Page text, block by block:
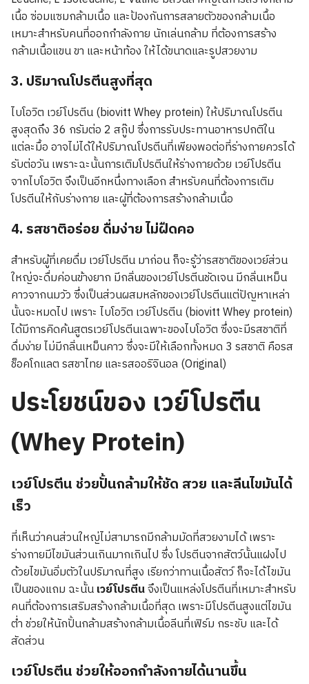
เนื้อ ซ่อมแซมกล้ามเนื้อ และป้องกันการสลายตัวของกล้ามเนื้อ
เหมาะสำหรับคนที่ออกกำลังกาย นักเล่นกล้าม ที่ต้องการสร้าง
กล้ามเนื้อแขน ขา และหน้าท้อง ให้ได้ขนาดและรูปสวยงาม
3. ปริมาณโปรตีนสูงที่สุด
ไบโอวิต เวย์โปรตีน (biovitt Whey protein) ให้ปริมาณโปรตีน
สูงสุดถึง 36 กรัมต่อ 2 สกู๊ป ซึ่งการรับประทานอาหารปกติใน
แต่ละมื้อ อาจไม่ได้ให้ปริมาณโปรตีนที่เพียงพอต่อที่ร่างกายควรได้
รับต่อวัน เพราะฉะนั้นการเติมโปรตีนให้ร่างกายด้วย เวย์โปรตีน
จากไบโอวิต จึงเป็นอีกหนึ่งทางเลือก สำหรับคนที่ต้องการเติม
โปรตีนให้กับร่างกาย และผู้ที่ต้องการสร้างกล้ามเนื้อ
4. รสชาติอร่อย ดื่มง่าย ไม่ฝืดคอ
สำหรับผู้ที่เคยดื่ม เวย์โปรตีน มาก่อน ก็จะรู้ว่ารสชาติของเวย์ส่วน
ใหญ่จะดื่มค่อนข้างยาก มีกลิ่นของเวย์โปรตีนชัดเจน มีกลิ่นเหม็น
คาวจากนมวัว ซึ่งเป็นส่วนผสมหลักของเวย์โปรตีนแต่ปัญหาเหล่า
นั้นจะหมดไป เพราะ ไบโอวิต เวย์โปรตีน (biovitt Whey protein)
ได้มีการคิดค้นสูตรเวย์โปรตีนเฉพาะของไบโอวิต ซึ่งจะมีรสชาติที่
ดื่มง่าย ไม่มีกลิ่นเหม็นคาว ซึ่งจะมีให้เลือกทั้งหมด 3 รสชาติ คือรส
ช็อคโกแลต รสชาไทย และรสออริจินอล (Original)
ประโยชน์ของ เวย์โปรตีน
(Whey Protein)
เวย์โปรตีน ช่วยปั้นกล้ามให้ชัด สวย และลีนไขมันได้
เร็ว
ที่เห็นว่าคนส่วนใหญ่ไม่สามารถมีกล้ามมัดที่สวยงามได้ เพราะ
ร่างกายมีไขมันส่วนเกินมากเกินไป ซึ่ง โปรตีนจากสัตว์นั้นแฝงไป
ด้วยไขมันอิ่มตัวในปริมาณที่สูง เรียกว่าทานเนื้อสัตว์ ก็จะได้ไขมัน
เป็นของแถม ฉะนั้นเวย์โปรตีนจึงเป็นแหล่งโปรตีนที่เหมาะสำหรับ
คนที่ต้องการเสริมสร้างกล้ามเนื้อที่สุด เพราะมีโปรตีนสูงแต่ไขมัน
ต่ำ ช่วยให้นักปั้นกล้ามสร้างกล้ามเนื้อลีนที่เฟิร์ม กระชับ และได้
สัดส่วน
เวย์โปรตีน ช่วยให้ออกกำลังกายได้นานขึ้น